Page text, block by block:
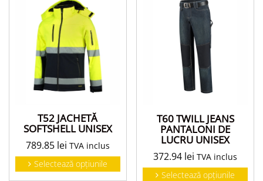
T52 JACHETĂ
SOFTSHELL UNISEX
789.85 lei TVA inclus
Selectează opțiunile
T60 TWILL JEANS
PANTALONI DE
LUCRU UNISEX
372.94 lei TVA inclus
Selectează opțiunile